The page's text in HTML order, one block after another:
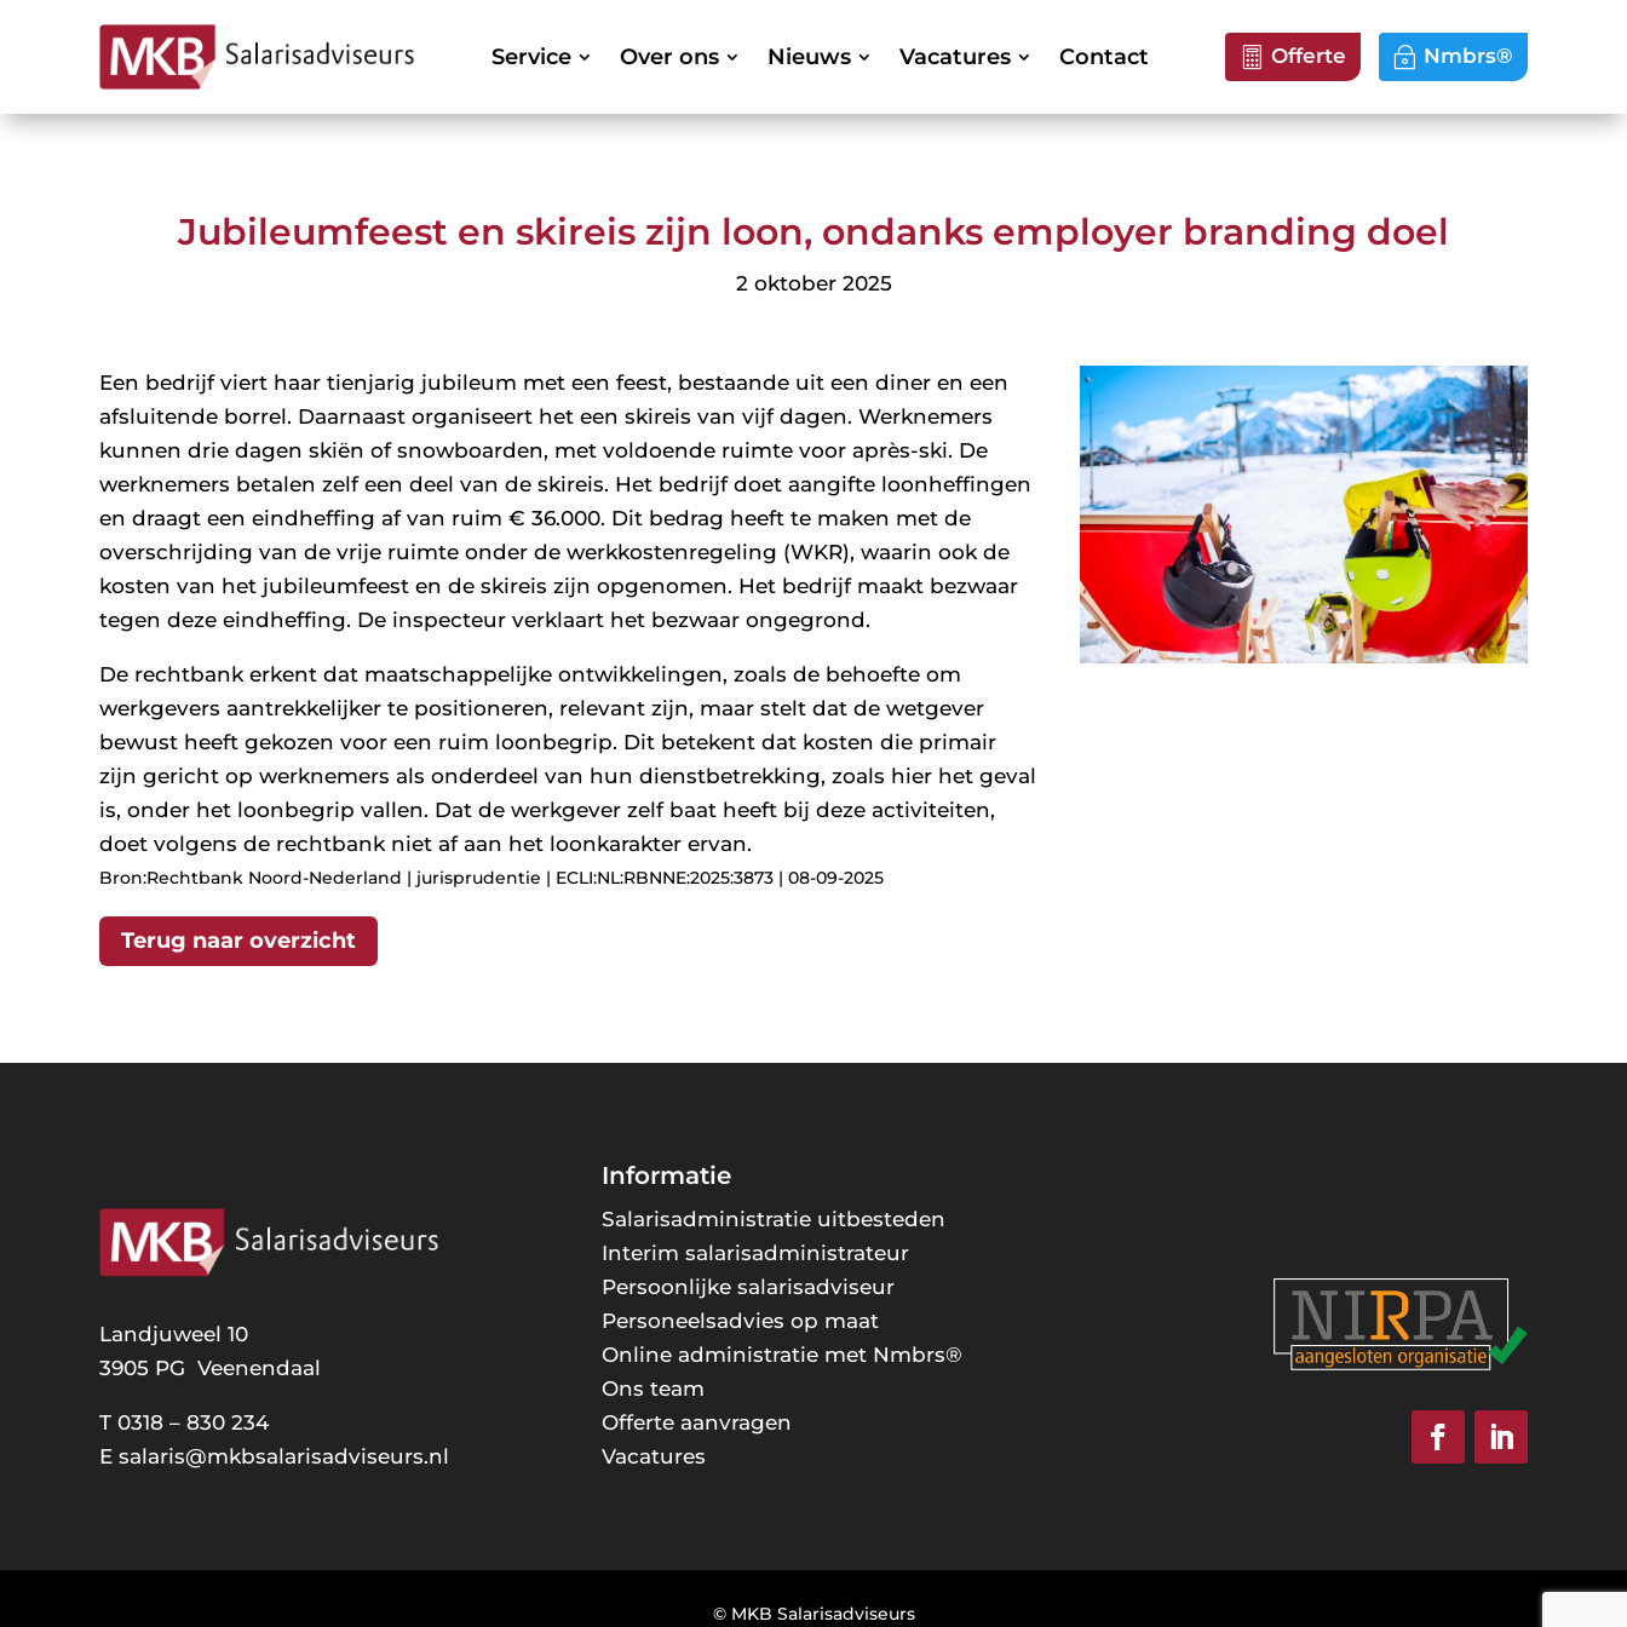
Service Over ons Nieuws Vacatures Contact Offerte Nmbrs®
Jubileumfeest en skireis zijn loon, ondanks employer branding doel
2 oktober 2025
Een bedrijf viert haar tienjarig jubileum met een feest, bestaande uit een diner en een
afsluitende borrel. Daarnaast organiseert het een skireis van vijf dagen. Werknemers
kunnen drie dagen skiën of snowboarden, met voldoende ruimte voor après-ski. De
werknemers betalen zelf een deel van de skireis. Het bedrijf doet aangifte loonheffingen
en draagt een eindheffing af van ruim € 36.000. Dit bedrag heeft te maken met de
overschrijding van de vrije ruimte onder de werkkostenregeling (WKR), waarin ook de
kosten van het jubileumfeest en de skireis zijn opgenomen. Het bedrijf maakt bezwaar
tegen deze eindheffing. De inspecteur verklaart het bezwaar ongegrond.
De rechtbank erkent dat maatschappelijke ontwikkelingen, zoals de behoefte om
werkgevers aantrekkelijker te positioneren, relevant zijn, maar stelt dat de wetgever
bewust heeft gekozen voor een ruim loonbegrip. Dit betekent dat kosten die primair
zijn gericht op werknemers als onderdeel van hun dienstbetrekking, zoals hier het geval
is, onder het loonbegrip vallen. Dat de werkgever zelf baat heeft bij deze activiteiten,
doet volgens de rechtbank niet af aan het loonkarakter ervan.
Bron:Rechtbank Noord-Nederland | jurisprudentie | ECLI:NL:RBNNE:2025:3873 | 08-09-2025
Terug naar overzicht
Landjuweel 10
3905 PG Veenendaal
T 0318 – 830 234
E salaris@mkbsalarisadviseurs.nl
Informatie
Salarisadministratie uitbesteden
Interim salarisadministrateur
Persoonlijke salarisadviseur
Personeelsadvies op maat
Online administratie met Nmbrs®
Ons team
Offerte aanvragen
Vacatures
© MKB Salarisadviseurs